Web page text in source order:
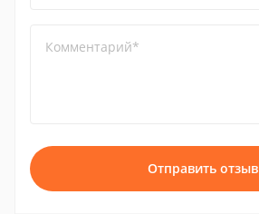
Комментарий*
Отправить отзыв